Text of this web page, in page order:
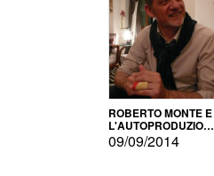
ROBERTO MONTE E
L'AUTOPRODUZIONE
CON IL CENSIMENTO
09/09/2014